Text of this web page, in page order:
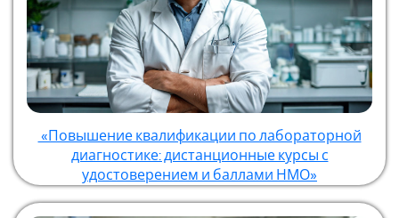
«Повышение квалификации по лабораторной
диагностике: дистанционные курсы с
удостоверением и баллами НМО»